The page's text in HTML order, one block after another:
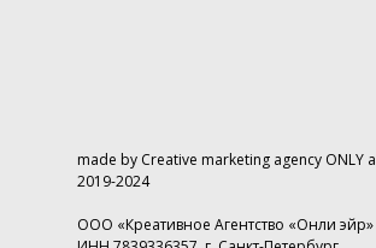
made by Creative marketing agency ONLY
2019-2024
ООО «Креативное Агентство «Онли эйр»